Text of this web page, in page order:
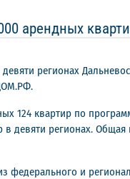
арендных
регионах
124 квартир по
девяти регионах.
федерального и